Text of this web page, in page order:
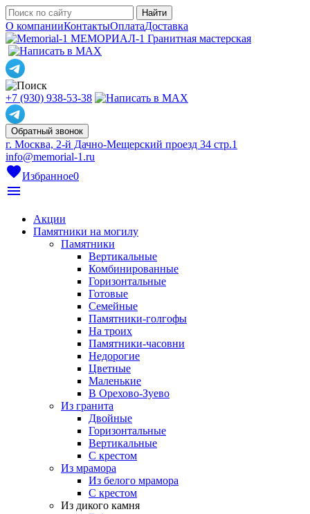
О компанииКонтактыОплатаДоставка
МЕМОРИАЛ-1 Гранитная мастерская
+7 (930) 938-53-38
Обратный звонок
г. Москва, 2-й Дачно-Мещерский проезд 34 стр.1
info@memorial-1.ru
favoriteИзбранное0
menu
Акции
Памятники на могилу
Памятники
Вертикальные
Комбинированные
Горизонтальные
Готовые
Семейные
Памятники-голгофы
На троих
Памятники-часовни
Недорогие
Цветные
Маленькие
В Орехово-Зуево
Из гранита
Двойные
Горизонтальные
Вертикальные
С крестом
Из мрамора
Из белого мрамора
С крестом
Из дикого камня